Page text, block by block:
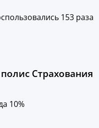
153 раза
Страхования
10%